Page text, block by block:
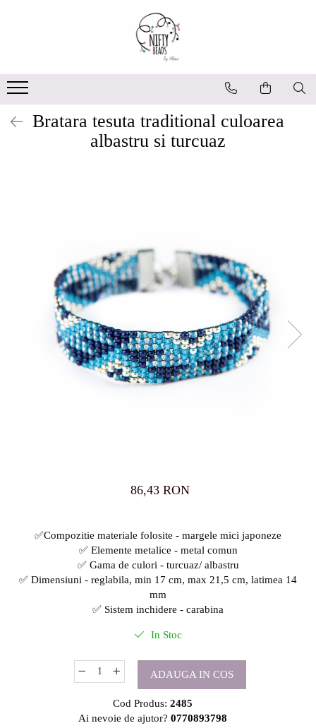
Bratara tesuta traditional culoarea
albastru si turcuaz
86,43 RON
✅Compozitie materiale folosite - margele mici japoneze
✅ Elemente metalice - metal comun
✅ Gama de culori - turcuaz/ albastru
✅ Dimensiuni - reglabila, min 17 cm, max 21,5 cm, latimea 14
mm
✅ Sistem inchidere - carabina
In Stoc
ADAUGA IN COS
Cod Produs: 2485
Ai nevoie de ajutor? 0770893798